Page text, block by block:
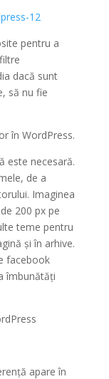
pentru a
dacă sunt
să nu fie
în WordPress.
este necesară.
de a
Imaginea
200 px pe
teme pentru
și în arhive.
facebook
îmbunătăți
apare în